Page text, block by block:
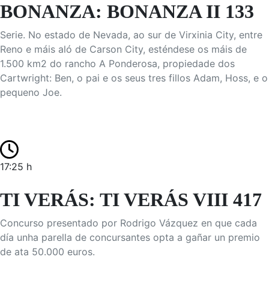
BONANZA: BONANZA II 133
Serie. No estado de Nevada, ao sur de Virxinia City, entre
Reno e máis aló de Carson City, esténdese os máis de
1.500 km2 do rancho A Ponderosa, propiedade dos
Cartwright: Ben, o pai e os seus tres fillos Adam, Hoss, e o
pequeno Joe.
17:25 h
TI VERÁS: TI VERÁS VIII 417
Concurso presentado por Rodrigo Vázquez en que cada
día unha parella de concursantes opta a gañar un premio
de ata 50.000 euros.